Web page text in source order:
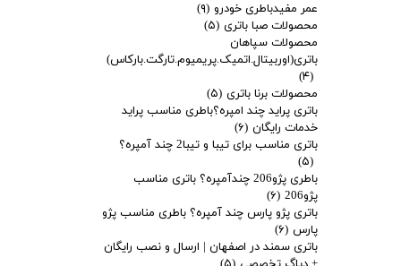
عمر مفیدباطری خودرو (۹)
محصولات صبا باتری (۵)
محصولات سپاهان
باتری(اوربیتال.اتمیک.پریمیوم.تارگت.بارکاس)
(۴)
محصولات برنا باتری (۵)
باتری پراید چند امپره؟باطری مناسب پراید
خدمات رایگان (۶)
باتری مناسب برای تیبا و تیبا2 چند آمپره؟
(۵)
باطری پژو206 چندآمپره؟ باتری مناسب
پژو206
(۶)
باتری پژو پارس چند آمپره؟ باطری مناسب پژو
پارس (۶)
باتری سمند در اصفهان | ارسال و نصب رایگان